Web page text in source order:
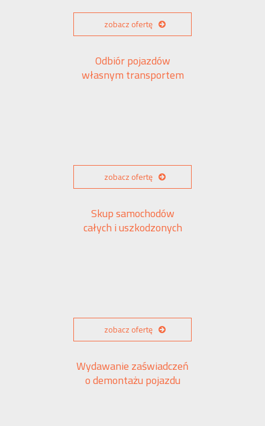
zobacz ofertę
Odbiór pojazdów
własnym transportem
zobacz ofertę
Skup samochodów
całych i uszkodzonych
zobacz ofertę
Wydawanie zaświadczeń
o demontażu pojazdu